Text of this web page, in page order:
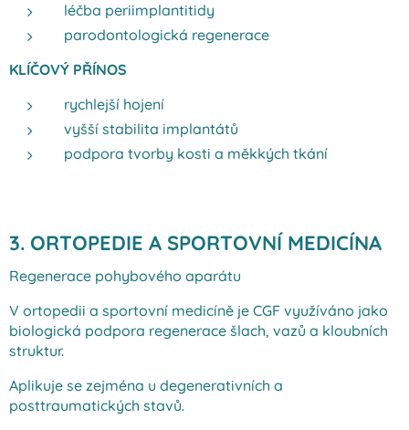
léčba periimplantitidy
parodontologická regenerace
KLÍČOVÝ PŘÍNOS
rychlejší hojení
vyšší stabilita implantátů
podpora tvorby kosti a měkkých tkání
3. ORTOPEDIE A SPORTOVNÍ MEDICÍNA
Regenerace pohybového aparátu
V ortopedii a sportovní medicíně je CGF využíváno jako
biologická podpora regenerace šlach, vazů a kloubních
struktur.
Aplikuje se zejména u degenerativních a
posttraumatických stavů.